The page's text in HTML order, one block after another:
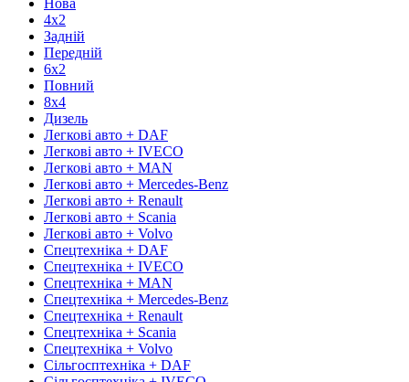
4х2
Задній
Передній
6х2
Повний
8х4
Дизель
Легкові авто + DAF
Легкові авто + IVECO
Легкові авто + MAN
Легкові авто + Mercedes-Benz
Легкові авто + Renault
Легкові авто + Scania
Легкові авто + Volvo
Спецтехніка + DAF
Спецтехніка + IVECO
Спецтехніка + MAN
Спецтехніка + Mercedes-Benz
Спецтехніка + Renault
Спецтехніка + Scania
Спецтехніка + Volvo
Сільгосптехніка + DAF